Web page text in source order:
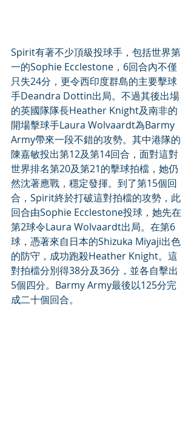
Spirit有著不少頂級投球手，包括世界第
一的Sophie Ecclestone，6回合內不僅
只失24分，更令西印度群島的主要擊球
手Deandra Dottin出局。不過其後出場
的英國隊隊長Heather Knight及南非的
開場擊球手Laura Wolvaardt為Barmy
Army帶來一段不錯的攻勢。其中港隊的
陳嘉敏投出第12及第14回合，面對這對
世界排名第20及第21的擊球拍檔，她仍
然沈著應戰，穩定發揮。到了第15個回
合，Spirit終於打破這對拍檔的攻勢，此
回合由Sophie Ecclestone投球，她先在
第2球令Laura Wolvaardt出局。在第6
球，憑著來自日本的Shizuka Miyaji出色
的防守，成功跑殺Heather Knight。這
對拍檔分別得38分及36分，並各自擊出
5個四分。Barmy Army最後以125分完
成二十個回合。